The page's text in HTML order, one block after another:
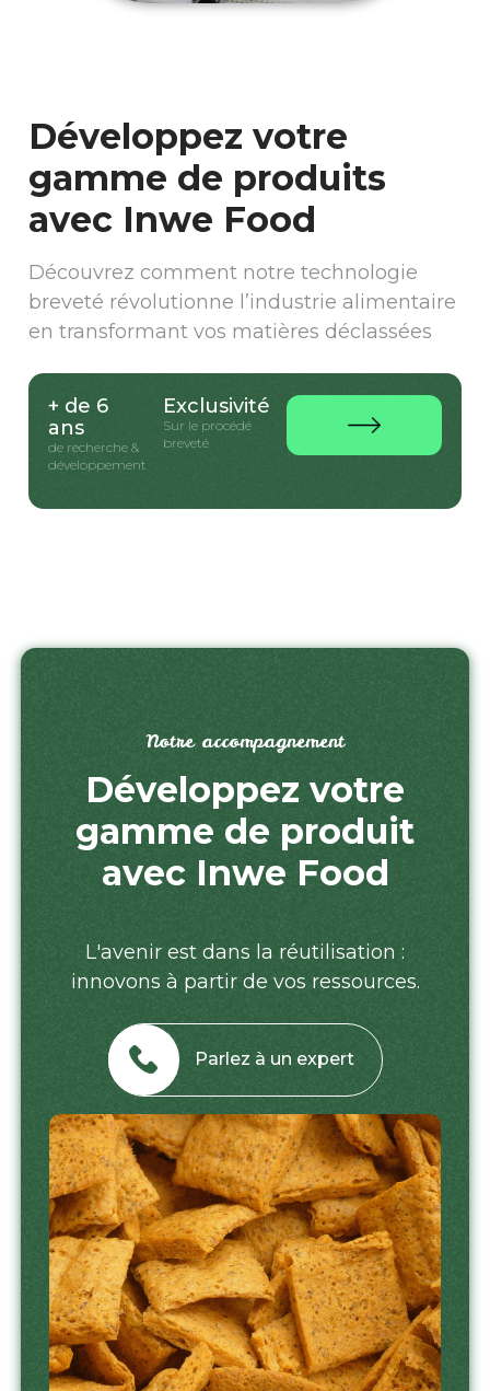
Développez votre
gamme de produits
avec Inwe Food
Découvrez comment notre technologie
breveté révolutionne l’industrie alimentaire
en transformant vos matières déclassées
+ de 6
ans
de recherche &
développement
Exclusivité
Sur le procédé
breveté
Notre accompagnement
Développez votre
gamme de produit
avec Inwe Food
L'avenir est dans la réutilisation :
innovons à partir de vos ressources.
Parlez à un expert